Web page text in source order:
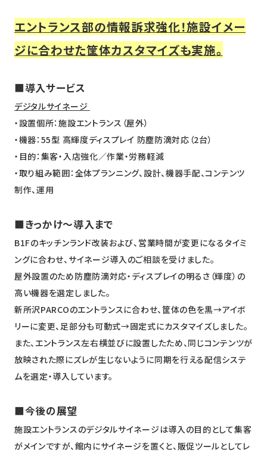
コーポレートメッセージ
エントランス部の情報訴求強化！施設イメー
ジに合わせた筐体カスタマイズも実施。
■導入サービス
デジタルサイネージ
・設置個所：施設エントランス（屋外）
・機器：55型 高輝度ディスプレイ 防塵防滴対応（2台）
・目的：集客・入店強化／作業・労務軽減
・取り組み範囲：全体プランニング、設計、機器手配、コンテンツ
制作、運用
■きっかけ～導入まで
B1Fのキッチンランド改装および、営業時間が変更になるタイミ
ングに合わせ、サイネージ導入のご相談を受けました。
屋外設置のため防塵防滴対応・ディスプレイの明るさ（輝度）の
高い機器を選定しました。
新所沢PARCOのエントランスに合わせ、筐体の色を黒→アイボ
リーに変更、足部分も可動式→固定式にカスタマイズしました。
また、エントランス左右横並びに設置したため、同じコンテンツが
放映された際にズレが生じないように同期を行える配信システ
ムを選定・導入しています。
■今後の展望
施設エントランスのデジタルサイネージは導入の目的として集客
がメインですが、館内にサイネージを置くと、販促ツールとしてレ